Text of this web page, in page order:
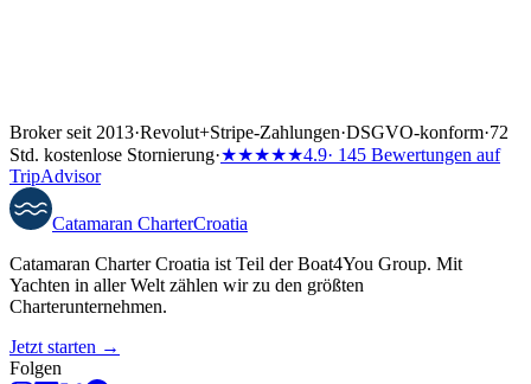
Broker seit 2013·Revolut+Stripe-Zahlungen·DSGVO-konform·72
Std. kostenlose Stornierung·★★★★★4.9· 145 Bewertungen auf
TripAdvisor
Catamaran CharterCroatia
Catamaran Charter Croatia ist Teil der Boat4You Group. Mit
Yachten in aller Welt zählen wir zu den größten
Charterunternehmen.
Jetzt starten →
Folgen